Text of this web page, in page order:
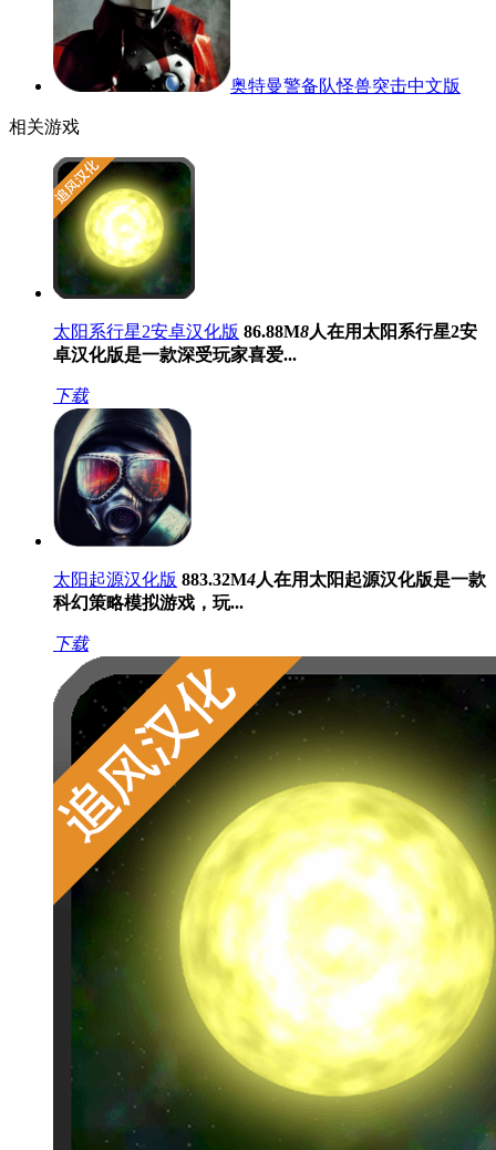
奥特曼警备队怪兽突击中文版
相关游戏
太阳系行星2安卓汉化版 86.88M8人在用 太阳系行星2安
卓汉化版是一款深受玩家喜爱...
下载
太阳起源汉化版 883.32M4人在用 太阳起源汉化版是一款
科幻策略模拟游戏，玩...
下载